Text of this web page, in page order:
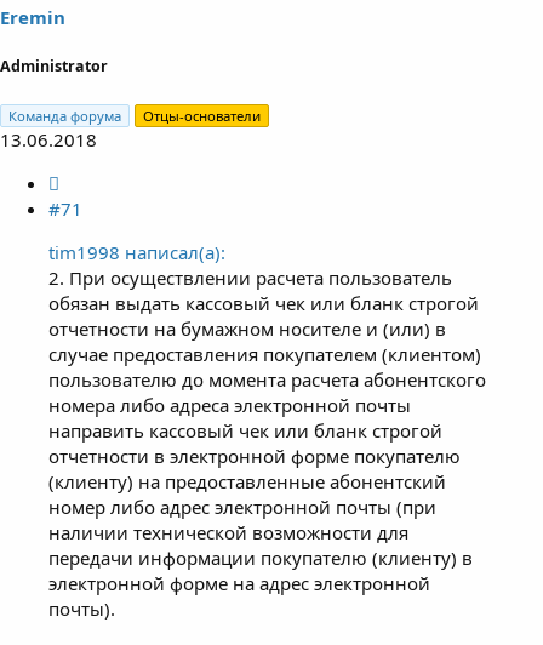
Eremin
Administrator
Команда форума Отцы-основатели
13.06.2018
#71
tim1998 написал(а):
2. При осуществлении расчета пользователь
обязан выдать кассовый чек или бланк строгой
отчетности на бумажном носителе и (или) в
случае предоставления покупателем (клиентом)
пользователю до момента расчета абонентского
номера либо адреса электронной почты
направить кассовый чек или бланк строгой
отчетности в электронной форме покупателю
(клиенту) на предоставленные абонентский
номер либо адрес электронной почты (при
наличии технической возможности для
передачи информации покупателю (клиенту) в
электронной форме на адрес электронной
почты).